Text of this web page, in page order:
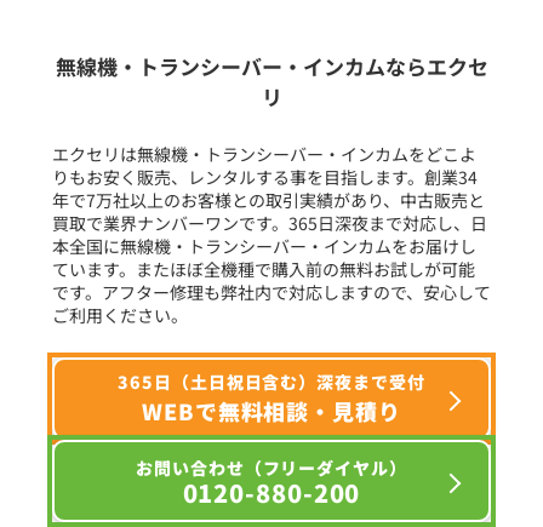
フリーワード入力(製品名等)
選択条件をリセット
無線機・トランシーバー・インカムならエクセ
リ
エクセリは無線機・トランシーバー・インカムをどこよ
りもお安く販売、レンタルする事を目指します。創業34
年で7万社以上のお客様との取引実績があり、中古販売と
買取で業界ナンバーワンです。365日深夜まで対応し、日
本全国に無線機・トランシーバー・インカムをお届けし
ています。またほぼ全機種で購入前の無料お試しが可能
です。アフター修理も弊社内で対応しますので、安心して
ご利用ください。
365日（土日祝日含む）深夜まで受付
WEBで無料相談・見積り
お問い合わせ（フリーダイヤル）
0120-880-200